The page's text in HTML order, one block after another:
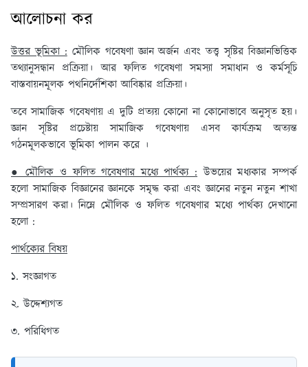
আলোচনা কর
উত্তর ভূমিকা :মৌলিক গবেষণা জ্ঞান অর্জন এবং তত্ত্ব সৃষ্টির বিজ্ঞানভিত্তিক
তথ্যানুসন্ধান প্রক্রিয়া। আর ফলিত গবেষণা সমস্যা সমাধান ও কর্মসূচি
বাস্তবায়নমূলক পথনির্দেশিকা আবিষ্কার প্রক্রিয়া।
তবে সামাজিক গবেষণায় এ দুটি প্রত্যয় কোনো না কোনোভাবে অনুসৃত হয়।
জ্ঞান সৃষ্টির প্রচেষ্টায় সামাজিক গবেষণায় এসব কার্যক্রম অত্যন্ত
গঠনমূলকভাবে ভূমিকা পালন করে ।
● মৌলিক ও ফলিত গবেষণার মধ্যে পার্থক্য : উভয়ের মধ্যকার সম্পর্ক
হলো সামাজিক বিজ্ঞানের জ্ঞানকে সমৃদ্ধ করা এবং জ্ঞানের নতুন নতুন শাখা
সম্প্রসারণ করা। নিম্নে মৌলিক ও ফলিত গবেষণার মধ্যে পার্থক্য দেখানো
হলো :
পার্থক্যের বিষয়
১. সংজ্ঞাগত
২. উদ্দেশ্যগত
৩. পরিধিগত